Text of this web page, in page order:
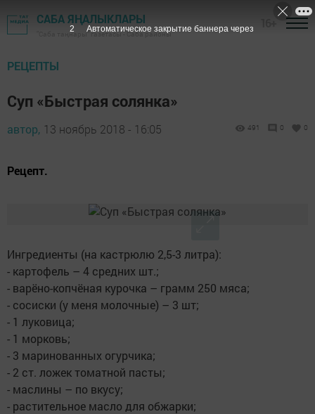
САБА ЯҢАЛЫКЛАРЫ
"Саба таңнары" газетасы - Саба районы
РЕЦЕПТЫ
Суп «Быстрая солянка»
автор, 13 ноябрь 2018 - 16:05 491 0 0
Рецепт.
Ингредиенты (на кастрюлю 2,5-3 литра):
- картофель – 4 средних шт.;
- варёно-копчёная курочка – грамм 250 мяса;
- сосиски (у меня молочные) – 3 шт;
- 1 луковица;
- 1 морковь;
- 3 маринованных огурчика;
- 2 ст. ложек томатной пасты;
- маслины – по вкусу;
- растительное масло для обжарки;
1 Автоматическое закрытие баннера через